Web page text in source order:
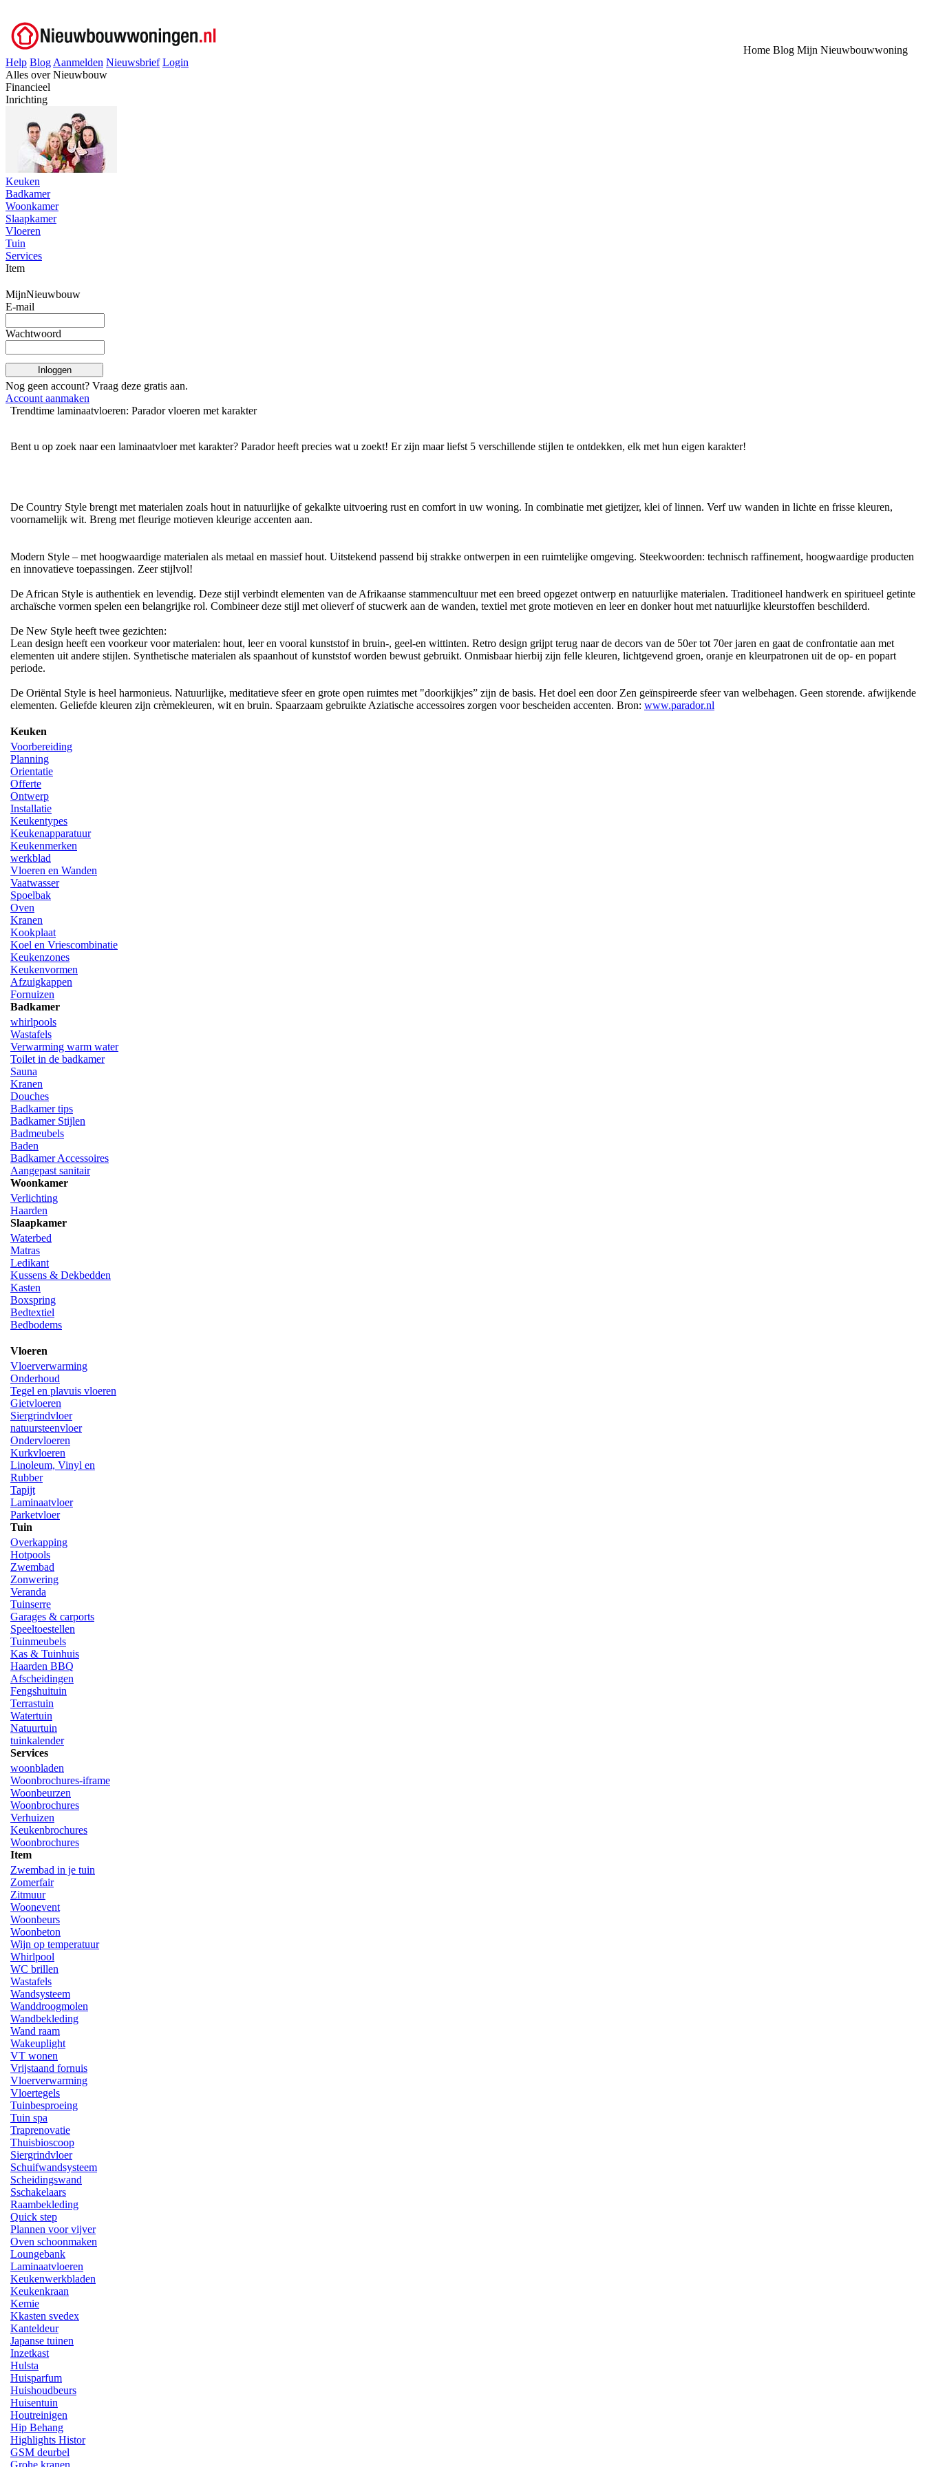
Help Blog Aanmelden Nieuwsbrief Login
Home Blog Mijn Nieuwbouwwoning
Alles over Nieuwbouw
Financieel
Inrichting
Keuken
Badkamer
Woonkamer
Slaapkamer
Vloeren
Tuin
Services
Item
MijnNieuwbouw
E-mail
Wachtwoord
Inloggen
Nog geen account? Vraag deze gratis aan.
Account aanmaken
Trendtime laminaatvloeren: Parador vloeren met karakter
Bent u op zoek naar een laminaatvloer met karakter? Parador heeft precies wat u zoekt! Er zijn maar liefst 5 verschillende stijlen te ontdekken, elk met hun eigen karakter!
De Country Style brengt met materialen zoals hout in natuurlijke of gekalkte uitvoering rust en comfort in uw woning. In combinatie met gietijzer, klei of linnen. Verf uw wanden in lichte en frisse kleuren,
voornamelijk wit. Breng met fleurige motieven kleurige accenten aan.
Modern Style – met hoogwaardige materialen als metaal en massief hout. Uitstekend passend bij strakke ontwerpen in een ruimtelijke omgeving. Steekwoorden: technisch raffinement, hoogwaardige producten
en innovatieve toepassingen. Zeer stijlvol!
De African Style is authentiek en levendig. Deze stijl verbindt elementen van de Afrikaanse stammencultuur met een breed opgezet ontwerp en natuurlijke materialen. Traditioneel handwerk en spiritueel getinte
archaïsche vormen spelen een belangrijke rol. Combineer deze stijl met olieverf of stucwerk aan de wanden, textiel met grote motieven en leer en donker hout met natuurlijke kleurstoffen beschilderd.
De New Style heeft twee gezichten:
Lean design heeft een voorkeur voor materialen: hout, leer en vooral kunststof in bruin-, geel-en wittinten. Retro design grijpt terug naar de decors van de 50er tot 70er jaren en gaat de confrontatie aan met
elementen uit andere stijlen. Synthetische materialen als spaanhout of kunststof worden bewust gebruikt. Onmisbaar hierbij zijn felle kleuren, lichtgevend groen, oranje en kleurpatronen uit de op- en popart
periode.
De Oriëntal Style is heel harmonieus. Natuurlijke, meditatieve sfeer en grote open ruimtes met "doorkijkjes” zijn de basis. Het doel een door Zen geïnspireerde sfeer van welbehagen. Geen storende. afwijkende
elementen. Geliefde kleuren zijn crèmekleuren, wit en bruin. Spaarzaam gebruikte Aziatische accessoires zorgen voor bescheiden accenten. Bron: www.parador.nl
Keuken
Voorbereiding
Planning
Orientatie
Offerte
Ontwerp
Installatie
Keukentypes
Keukenapparatuur
Keukenmerken
werkblad
Vloeren en Wanden
Vaatwasser
Spoelbak
Oven
Kranen
Kookplaat
Koel en Vriescombinatie
Keukenzones
Keukenvormen
Afzuigkappen
Fornuizen
Badkamer
whirlpools
Wastafels
Verwarming warm water
Toilet in de badkamer
Sauna
Kranen
Douches
Badkamer tips
Badkamer Stijlen
Badmeubels
Baden
Badkamer Accessoires
Aangepast sanitair
Woonkamer
Verlichting
Haarden
Slaapkamer
Waterbed
Matras
Ledikant
Kussens & Dekbedden
Kasten
Boxspring
Bedtextiel
Bedbodems
Vloeren
Vloerverwarming
Onderhoud
Tegel en plavuis vloeren
Gietvloeren
Siergrindvloer
natuursteenvloer
Ondervloeren
Kurkvloeren
Linoleum, Vinyl en
Rubber
Tapijt
Laminaatvloer
Parketvloer
Tuin
Overkapping
Hotpools
Zwembad
Zonwering
Veranda
Tuinserre
Garages & carports
Speeltoestellen
Tuinmeubels
Kas & Tuinhuis
Haarden BBQ
Afscheidingen
Fengshuituin
Terrastuin
Watertuin
Natuurtuin
tuinkalender
Services
woonbladen
Woonbrochures-iframe
Woonbeurzen
Woonbrochures
Verhuizen
Keukenbrochures
Woonbrochures
Item
Zwembad in je tuin
Zomerfair
Zitmuur
Woonevent
Woonbeurs
Woonbeton
Wijn op temperatuur
Whirlpool
WC brillen
Wastafels
Wandsysteem
Wanddroogmolen
Wandbekleding
Wand raam
Wakeuplight
VT wonen
Vrijstaand fornuis
Vloerverwarming
Vloertegels
Tuinbesproeing
Tuin spa
Traprenovatie
Thuisbioscoop
Siergrindvloer
Schuifwandsysteem
Scheidingswand
Sschakelaars
Raambekleding
Quick step
Plannen voor vijver
Oven schoonmaken
Loungebank
Laminaatvloeren
Keukenwerkbladen
Keukenkraan
Kemie
Kkasten svedex
Kanteldeur
Japanse tuinen
Inzetkast
Hulsta
Huisparfum
Huishoudbeurs
Huisentuin
Houtreinigen
Hip Behang
Highlights Histor
GSM deurbel
Grohe kranen